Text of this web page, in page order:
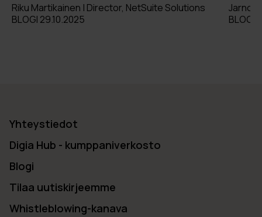
Riku Martikainen | Director, NetSuite Solutions
BLOGI 29.10.2025
Jarno
BLOGI
Yhteystiedot
Digia Hub - kumppaniverkosto
Blogi
Tilaa uutiskirjeemme
Whistleblowing-kanava